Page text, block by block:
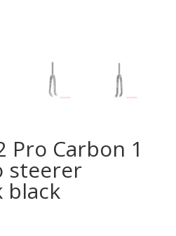
Pro Carbon 1
steerer
black